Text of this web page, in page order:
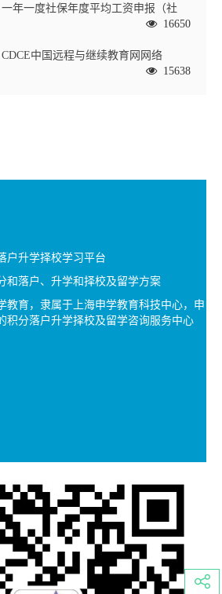
一年一度社保年度平均工资申报（社
16650
CDCE中国远程与继续教育网网络
15638
户升学择校学习平台
和落户、升学和择校及留学方案
教育，隶属于上海申学教育科技中心，申
积分落户升学择校及留学咨询服务中心